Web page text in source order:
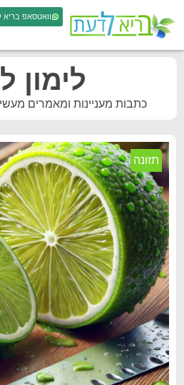
וואטסאפ בריא
לימון
כתבות מעניינות ומאמרים
תזונה